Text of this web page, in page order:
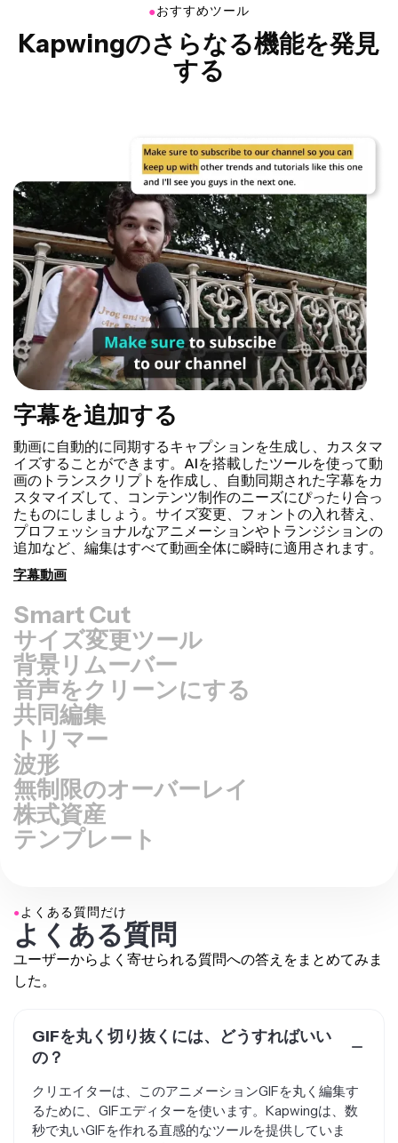
●おすすめツール
Kapwingのさらなる機能を発見
する
字幕を追加する
Smart Cut
サイズ変更ツール
背景リムーバー
音声をクリーンにする
共同編集
トリマー
波形
無制限のオーバーレイ
株式資産
テンプレート
よくある質問
ユーザーからよく寄せられる質問への答えをまとめてみま
した。
の？
るために、GIFエディターを使います。Kapwingは、数
秒で丸いGIFを作れる直感的なツールを提供していま
す。KapwingにアップロードされたGIFを選択すると、